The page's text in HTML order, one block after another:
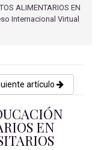
ALIMENTARIOS EN
Internacional Virtual
artículo
EN